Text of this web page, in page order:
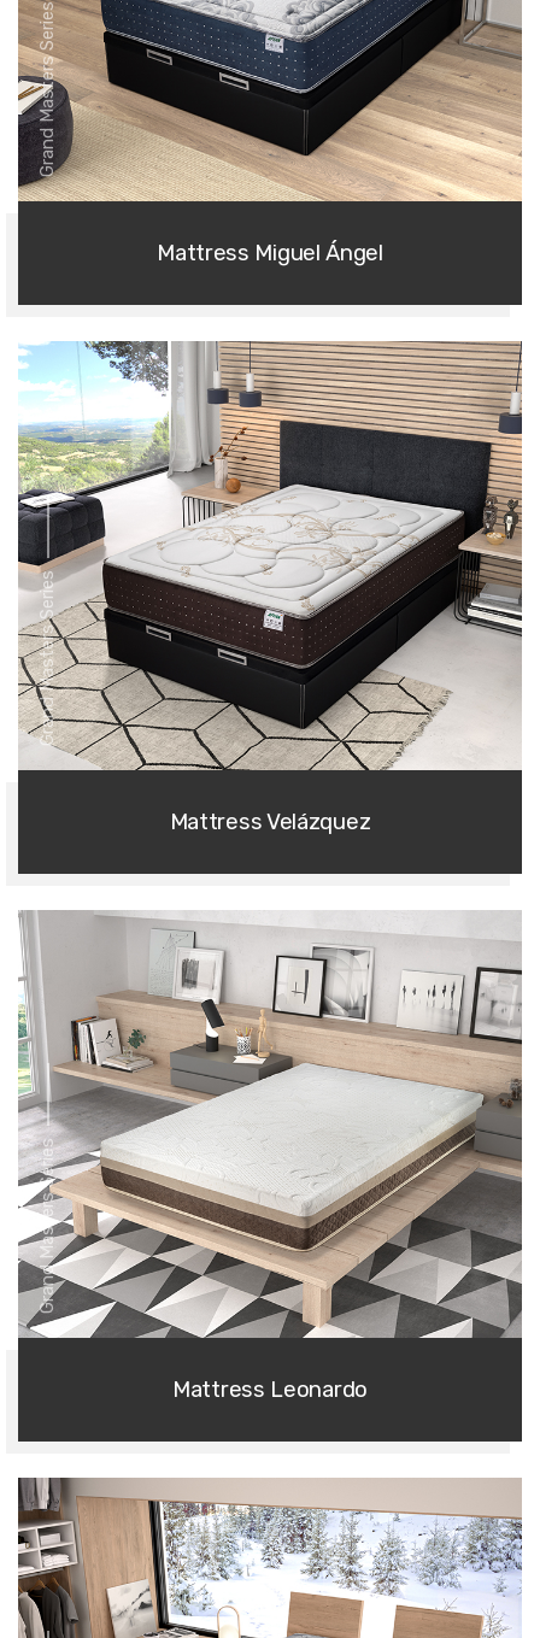
Grand Masters Series
Mattress Miguel Ángel
Grand Masters Series
Mattress Velázquez
Grand Masters Series
Mattress Leonardo